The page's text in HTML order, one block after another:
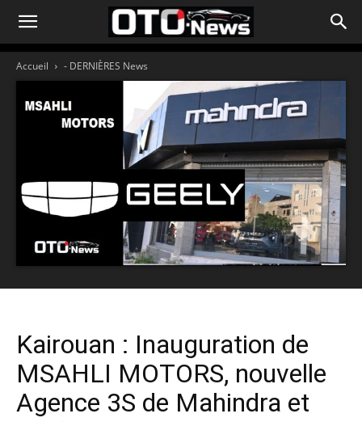
Accueil - DERNIÈRES News
Kairouan : Inauguration de
MSAHLI MOTORS, nouvelle
Agence 3S de Mahindra et